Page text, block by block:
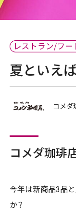
夏といえば
コメダ
コメダ珈琲
今年は新商品3品
か？